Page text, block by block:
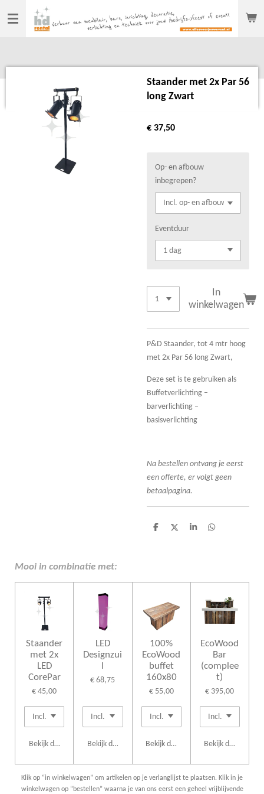
Ga
direct
hoofdinhoud
Staander met 2x Par 56
long Zwart
€ 37,50
Op- en afbouw
inbegrepen?
Eventduur
In
winkelwagen
P&D Staander, tot 4 mtr hoog
met 2x Par 56 long Zwart,
Deze set is te gebruiken als
Buffetverlichting –
barverlichting –
basisverlichting
Na bestellen ontvang je eerst
een offerte, er volgt geen
betaalpagina.
D
D
S
D
Mooi in combinatie met:
Staander
met 2x
LED
CorePar
€ 45,00
Bekijk details
LED
Designzui
€ 68,75
Bekijk details
100%
EcoWood
buffet
160x80
€ 55,00
Bekijk details
EcoWood
Bar
(complee
t)
€ 395,00
Bekijk details
Klik op “in winkelwagen” om artikelen op je verlanglijst te plaatsen. Klik in je
winkelwagen op “bestellen” waarna je van ons eerst een geheel vrijblijvende